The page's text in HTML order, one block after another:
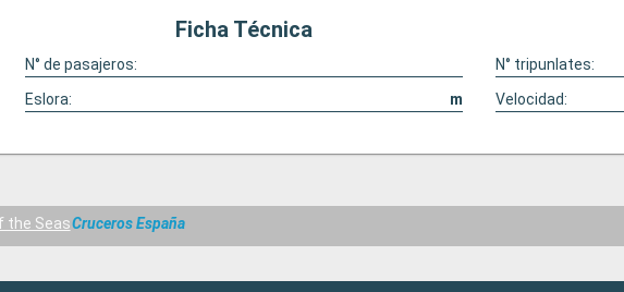
Ficha Técnica
N° de pasajeros:
N° tripunlates:
Eslora: m Velocidad:
the SeasCruceros España